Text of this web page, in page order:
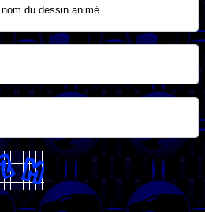
du dessin animé